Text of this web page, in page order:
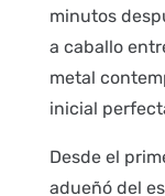
minutos
a caballo
metal
inicial
Desde el
adueñó del